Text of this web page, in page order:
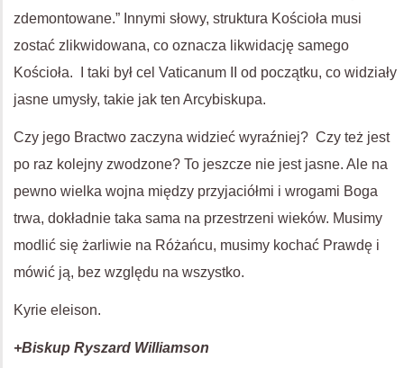
zdemontowane.” Innymi słowy, struktura Kościoła musi
zostać zlikwidowana, co oznacza likwidację samego
Kościoła. I taki był cel Vaticanum II od początku, co widziały
jasne umysły, takie jak ten Arcybiskupa.
Czy jego Bractwo zaczyna widzieć wyraźniej? Czy też jest
po raz kolejny zwodzone? To jeszcze nie jest jasne. Ale na
pewno wielka wojna między przyjaciółmi i wrogami Boga
trwa, dokładnie taka sama na przestrzeni wieków. Musimy
modlić się żarliwie na Różańcu, musimy kochać Prawdę i
mówić ją, bez względu na wszystko.
Kyrie eleison.
+Biskup Ryszard Williamson